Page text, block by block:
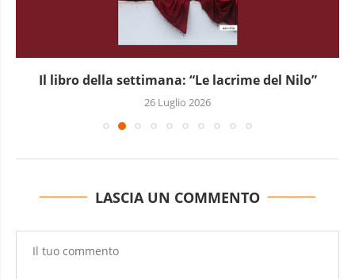
Il libro della settimana: “Le lacrime del Nilo”
26 Luglio 2026
LASCIA UN COMMENTO